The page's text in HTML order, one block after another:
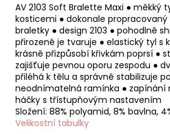
AV 2103 Soft Bralette Maxi ● měkký
kosticemi ● dokonale
braletky ● design 2103 ● pohodlně
přirozeně je tvaruje ● elastický tyl s
krásně přizpůsobí křivkám poprsí ●
zajišťuje pevnou oporu zespodu ●
přiléhá k tělu a správně stabilizuje
neodnímatelná ramínka ● zapínání
háčky s třístupňovým nastavením
Složení: 88% polyamid, 8% bavlna,
Velikostní tabulky